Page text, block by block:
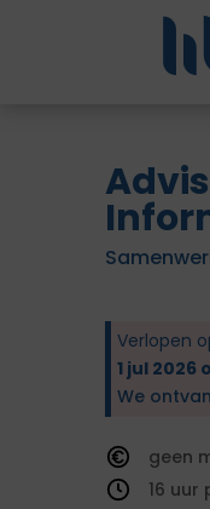
Verlopen
1 jul 2026
We
geen
16